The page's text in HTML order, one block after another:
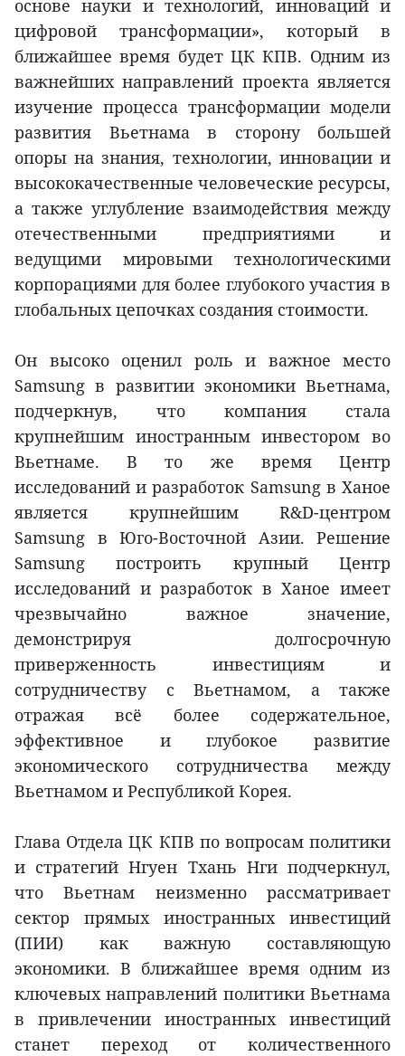
основе науки и технологий, инноваций и
цифровой трансформации», который в
ближайшее время будет ЦК КПВ. Одним из
важнейших направлений проекта является
изучение процесса трансформации модели
развития Вьетнама в сторону большей
опоры на знания, технологии, инновации и
высококачественные человеческие ресурсы,
а также углубление взаимодействия между
отечественными предприятиями и
ведущими мировыми технологическими
корпорациями для более глубокого участия в
глобальных цепочках создания стоимости.
Он высоко оценил роль и важное место
Samsung в развитии экономики Вьетнама,
подчеркнув, что компания стала
крупнейшим иностранным инвестором во
Вьетнаме. В то же время Центр
исследований и разработок Samsung в Ханое
является крупнейшим R&D-центром
Samsung в Юго-Восточной Азии. Решение
Samsung построить крупный Центр
исследований и разработок в Ханое имеет
чрезвычайно важное значение,
демонстрируя долгосрочную
приверженность инвестициям и
сотрудничеству с Вьетнамом, а также
отражая всё более содержательное,
эффективное и глубокое развитие
экономического сотрудничества между
Вьетнамом и Республикой Корея.
Глава Отдела ЦК КПВ по вопросам политики
и стратегий Нгуен Тхань Нги подчеркнул,
что Вьетнам неизменно рассматривает
сектор прямых иностранных инвестиций
(ПИИ) как важную составляющую
экономики. В ближайшее время одним из
ключевых направлений политики Вьетнама
в привлечении иностранных инвестиций
станет переход от количественного